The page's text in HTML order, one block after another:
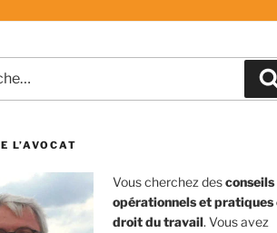
L’AVOCAT
Vous cherchez desconseils
opérationnels et pratiques
droit du travail. Vous avez